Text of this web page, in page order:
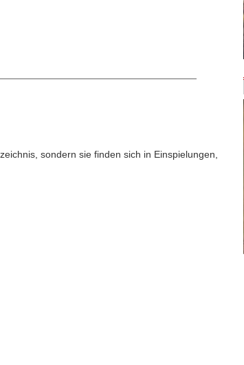
sondern sie finden sich in Einspielungen,